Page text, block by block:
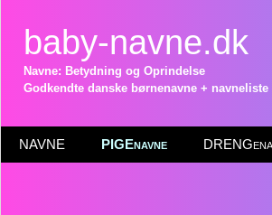
baby-navne.dk
Navne: Betydning og Oprindelse
Godkendte danske børnenavne +
NAVNE PIGEnavne